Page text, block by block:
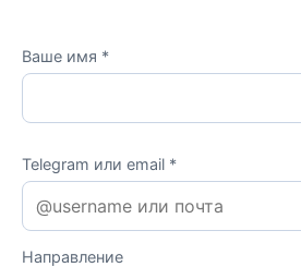
Ваше имя *
Telegram или email *
Направление